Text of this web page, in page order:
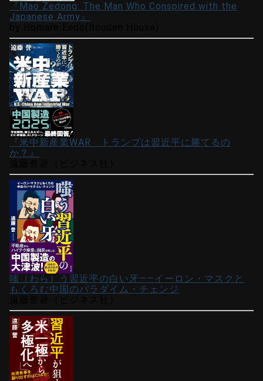
『Mao Zedong: The Man Who Conspired with the
Japanese Army』
『米中新産業WAR トランプは習近平に勝てるの
か？』
嗤（わら）う習近平の白い牙――イーロン・マスクと
もくろむ中国のパラダイム・チェンジ